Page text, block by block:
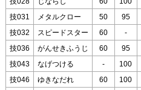
技031 メタルクロー 50 95
技032 スピードスター 60 -
技036 がんせきふうじ 60 95
技043 なげつける - 100
技046 ゆきなだれ 60 100